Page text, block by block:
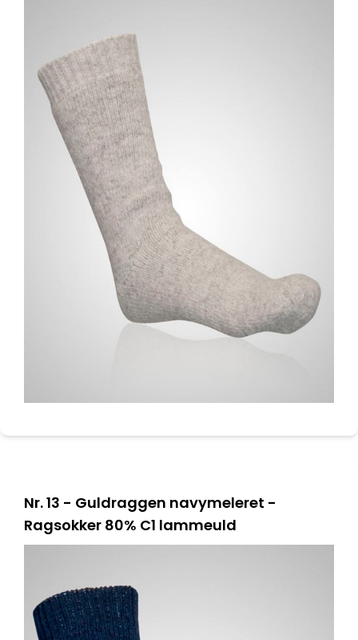
Nr. 13 - Guldraggen navymeleret -
Ragsokker 80% C1 lammeuld